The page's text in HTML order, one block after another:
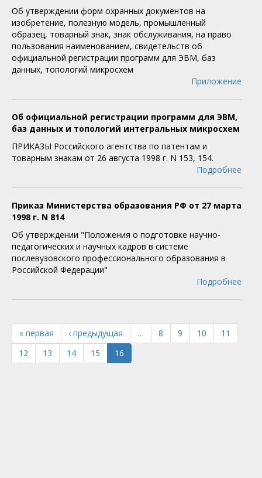
Об утверждении форм охранных документов на
изобретение, полезную модель, промышленный
образец, товарный знак, знак обслуживания, на право
пользования наименованием, свидетельств об
официальной регистрации программ для ЭВМ, баз
данных, топологий микросхем
Приложение
Об официальной регистрации программ для ЭВМ,
баз данных и топологий интегральных микросхем
ПРИКАЗЫ Российского агентства по патентам и
товарным знакам от 26 августа 1998 г. N 153, 154.
Подробнее
Приказ Министерства образования РФ от 27 марта
1998 г. N 814
Об утверждении "Положения о подготовке научно-
педагогических и научных кадров в системе
послевузовского профессионального образования в
Российской Федерации"
Подробнее
« первая ‹ предыдущая … 8 9 10
11
12
13 14 15 16